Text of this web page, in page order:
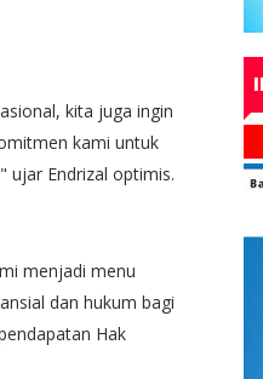
kita juga ingin
kami untuk
ujar Endrizal optimis.
menjadi menu
dan hukum bagi
Hak